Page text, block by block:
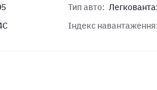
Тип авто:
Індекс навантаження: